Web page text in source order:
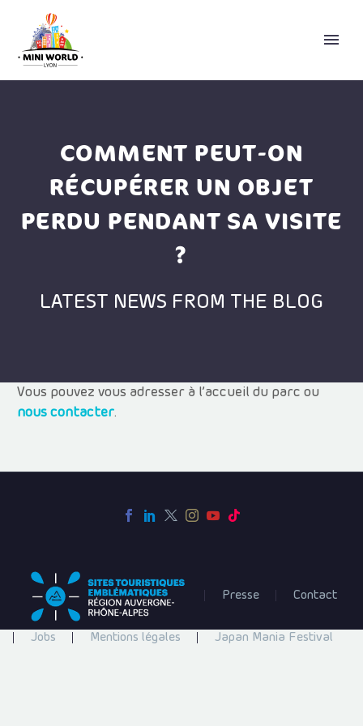
ENGLISH
COMMENT PEUT-ON
RÉCUPÉRER UN OBJET
PERDU PENDANT SA VISITE
?
LATEST NEWS FROM THE BLOG
Vous pouvez vous adresser à l’accueil du parc ou
nous contacter.
Presse Contact
Jobs Mentions légales Japan Mania Festival